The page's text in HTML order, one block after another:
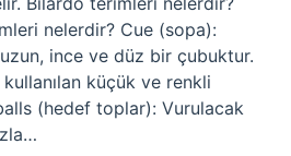
nelerdir? Cue (sopa):
ince ve düz bir çubuktur.
küçük ve renkli
(hedef toplar): Vurulacak